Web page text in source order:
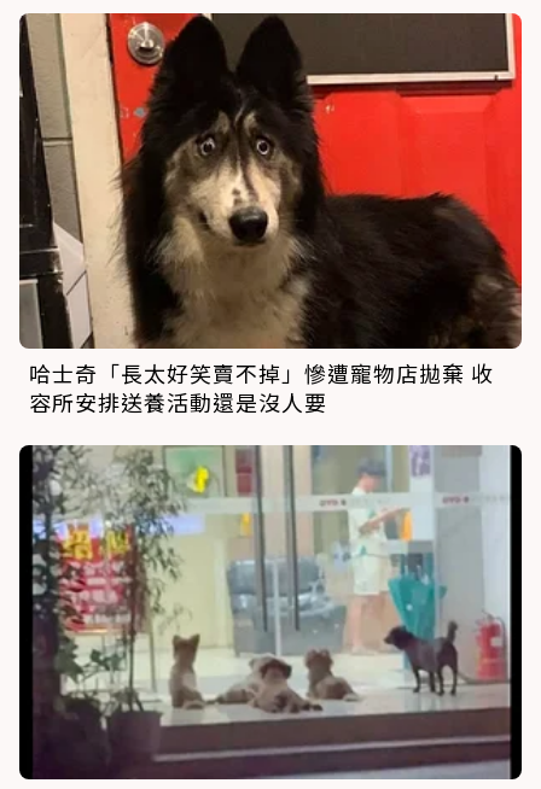
哈士奇「長太好笑賣不掉」慘遭寵物店拋棄 收
容所安排送養活動還是沒人要